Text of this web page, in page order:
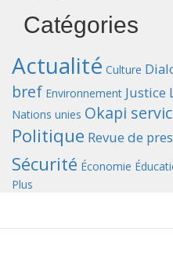
Catégories
Actualité Culture
bref Environnement Justice
Nations unies Okapi
Politique Revue de
Sécurité Économie
Plus